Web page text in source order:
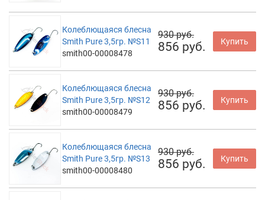
Колеблющаяся блесна
Smith Pure 3,5гр. №S11
smith00-00008478
930 руб.
856 руб. Купить
Колеблющаяся блесна
Smith Pure 3,5гр. №S12
smith00-00008479
930 руб.
856 руб. Купить
Колеблющаяся блесна
Smith Pure 3,5гр. №S13
smith00-00008480
930 руб.
856 руб. Купить